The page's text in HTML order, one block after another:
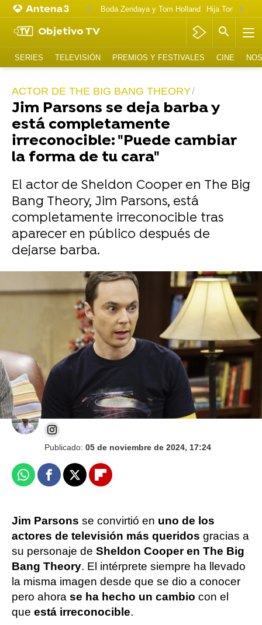
Boda Zendaya y Tom Holland Hija Tom
Objetivo TV
SERIES TELEVISIÓN PREMIOS Y FESTIVALES CINE
ACTOR DE THE BIG BANG THEORY
Jim Parsons se deja barba y
está completamente
irreconocible: "Puede cambiar
la forma de tu cara"
El actor de Sheldon Cooper en The Big
Bang Theory, Jim Parsons, está
completamente irreconocible tras
aparecer en público después de
dejarse barba.
Vídeo: Reuters I Foto: CBS
Jim Parsons no descarta su vuelta como
Sheldon Cooper de The Big Bang Theory
J. Carlos López Ruedas
Publicado: 05 de noviembre de 2024, 17:24
WhatsappFacebook
X Flipboard
Jim Parsons se convirtió en uno de los
actores de televisión más queridos gracias a
su personaje de Sheldon Cooper en The Big
Bang Theory. El intérprete siempre ha llevado
la misma imagen desde que se dio a conocer
pero ahora se ha hecho un cambio con el
que está irreconocible.